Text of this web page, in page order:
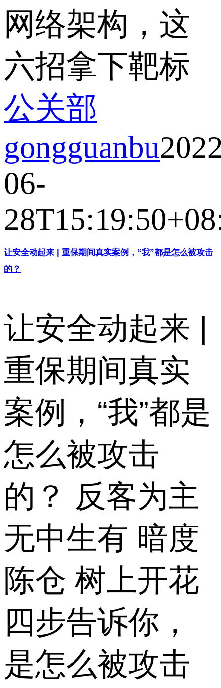
网络架构，这
六招拿下靶标
公关部
gongguanbu
06-
让安全动起来 | 重保期间真实案例，“我”都是怎么被攻击
的？
让安全动起来 |
重保期间真实
案例，“我”都是
怎么被攻击
的？ 反客为主
无中生有 暗度
陈仓 树上开花
四步告诉你，
是怎么被攻击